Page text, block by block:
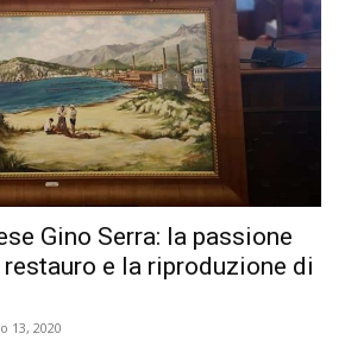
Gino Serra: la passione
e la riproduzione di
13, 2020